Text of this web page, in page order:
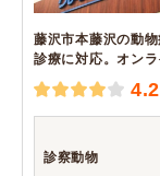
藤沢市本藤沢の動
診療に対応。オンラ
診察動物